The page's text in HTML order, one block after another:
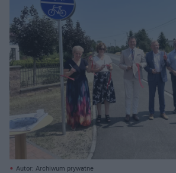
Autor: Archiwum prywatne